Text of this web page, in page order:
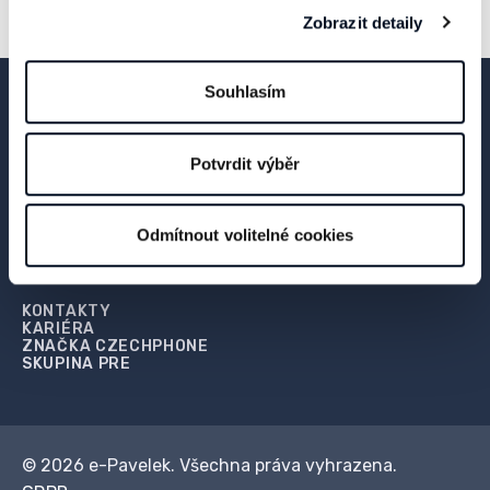
Zobrazit detaily
Souhlasím
Potvrdit výběr
Odmítnout volitelné cookies
LinkedIn
ELEKTROINŠTALÁCIA
VÝROBA ROZVÁDZAČOV
KOMUNIKAČNÉ A PRÍSTUPOVÉ SYSTÉMY
TEPELNÉ ČERPADLÁ
Spoločnosť a skupina
KONTAKTY
KARIÉRA
ZNAČKA CZECHPHONE
SKUPINA PRE
© 2026 e-Pavelek. Všechna práva vyhrazena.